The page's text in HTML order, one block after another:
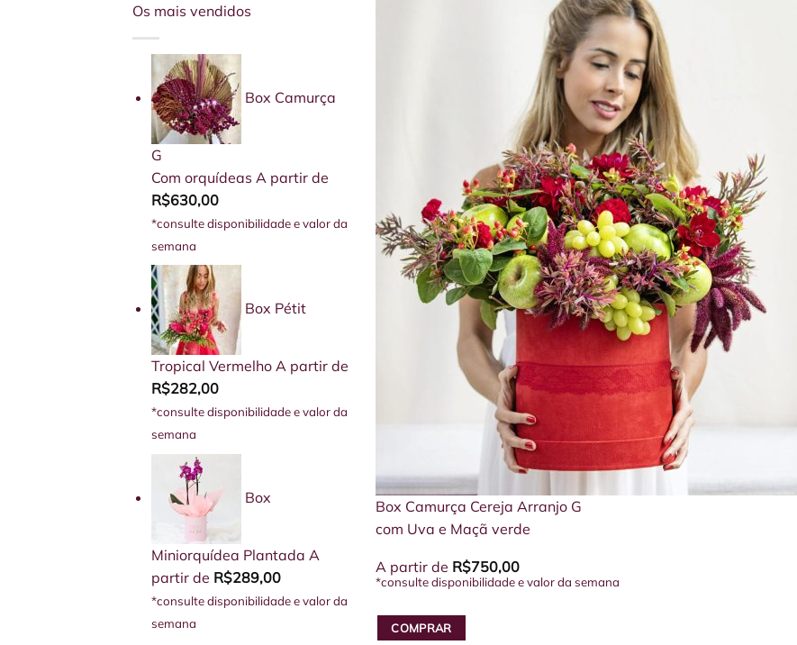
Os mais vendidos
Box Camurça
G
Com orquídeas A partir de
R$630,00
*consulte disponibilidade e valor da
semana
Box Pétit
Tropical Vermelho A partir de
R$282,00
*consulte disponibilidade e valor da
semana
Box
Miniorquídea Plantada A
partir de R$289,00
*consulte disponibilidade e valor da
semana
Box Camurça Cereja Arranjo G
com Uva e Maçã verde
A partir de R$750,00
*consulte disponibilidade e valor da semana
COMPRAR